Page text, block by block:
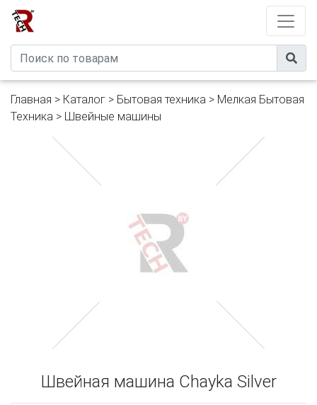
Главная > Каталог > Бытовая техника > Мелкая Бытовая
Техника > Швейные машины
Швейная машина Chayka Silver